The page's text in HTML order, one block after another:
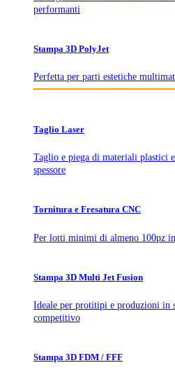
performanti
Stampa 3D PolyJet
Perfetta per parti estetiche
Taglio Laser
Taglio e piega di materiali plastici
spessore
Tornitura e Fresatura CNC
Per lotti minimi di almeno 100pz
Stampa 3D Multi Jet Fusion
Ideale per protitipi e produzioni in
competitivo
Stampa 3D FDM / FFF